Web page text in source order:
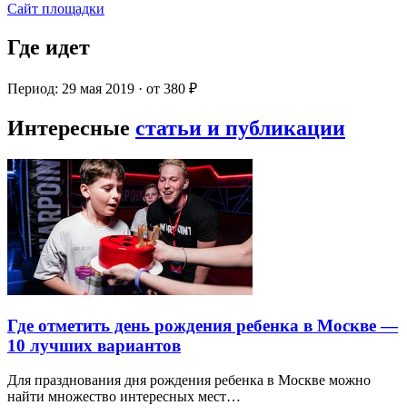
Сайт площадки
Где идет
Период: 29 мая 2019 · от 380 ₽
Интересные статьи и публикации
Где отметить день рождения ребенка в Москве —
10 лучших вариантов
Для празднования дня рождения ребенка в Москве можно
найти множество интересных мест…